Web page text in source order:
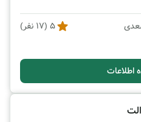
5
(
17 نفر)
اطلاعات